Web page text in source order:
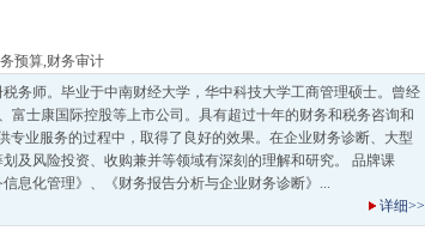
预算,财务审计
务师。毕业于中南财经大学，华中科技大学工商管理硕士。曾经
富士康国际控股等上市公司。具有超过十年的财务和税务咨询和
专业服务的过程中，取得了良好的效果。在企业财务诊断、大型
及风险投资、收购兼并等领域有深刻的理解和研究。 品牌课
息化管理》、《财务报告分析与企业财务诊断》...
详细>>